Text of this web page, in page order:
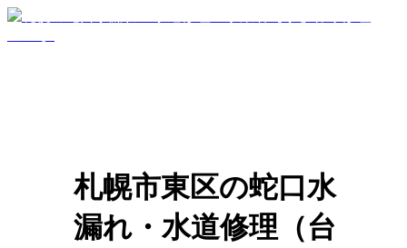
札幌市東区の蛇口水
漏れ・水道修理（台